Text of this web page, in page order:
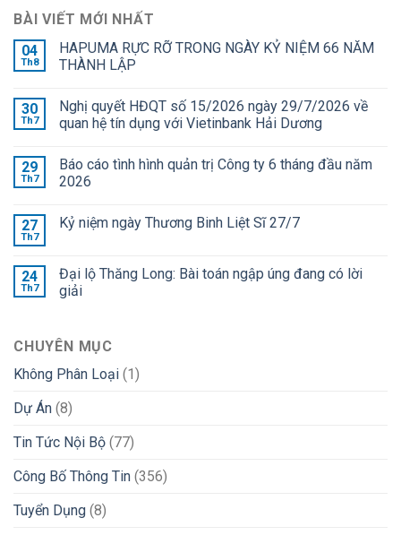
BÀI VIẾT MỚI NHẤT
04
Th8
HAPUMA RỰC RỠ TRONG NGÀY KỶ NIỆM 66 NĂM
THÀNH LẬP
30
Th7
Nghị quyết HĐQT số 15/2026 ngày 29/7/2026 về
quan hệ tín dụng với Vietinbank Hải Dương
29
Th7
Báo cáo tình hình quản trị Công ty 6 tháng đầu năm
2026
27
Th7
Kỷ niệm ngày Thương Binh Liệt Sĩ 27/7
24
Th7
Đại lộ Thăng Long: Bài toán ngập úng đang có lời
giải
CHUYÊN MỤC
Không Phân Loại (1)
Dự Án (8)
Tin Tức Nội Bộ (77)
Công Bố Thông Tin (356)
Tuyển Dụng (8)